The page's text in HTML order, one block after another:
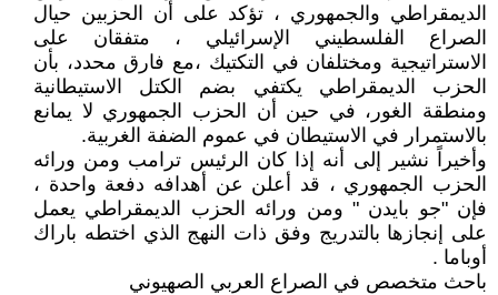
الديمقراطي والجمهوري ، تؤكد على أن الحزبين حيال
الصراع الفلسطيني الإسرائيلي ، متفقان على
الاستراتيجية ومختلفان في التكتيك ،مع فارق محدد، بأن
الحزب الديمقراطي يكتفي بضم الكتل الاستيطانية
ومنطقة الغور، في حين أن الحزب الجمهوري لا يمانع
بالاستمرار في الاستيطان في عموم الضفة الغربية.
وأخيراً نشير إلى أنه إذا كان الرئيس ترامب ومن ورائه
الحزب الجمهوري ، قد أعلن عن أهدافه دفعة واحدة ،
فإن "جو بايدن " ومن ورائه الحزب الديمقراطي يعمل
على إنجازها بالتدريج وفق ذات النهج الذي اختطه باراك
أوباما .
باحث متخصص في الصراع العربي الصهيوني